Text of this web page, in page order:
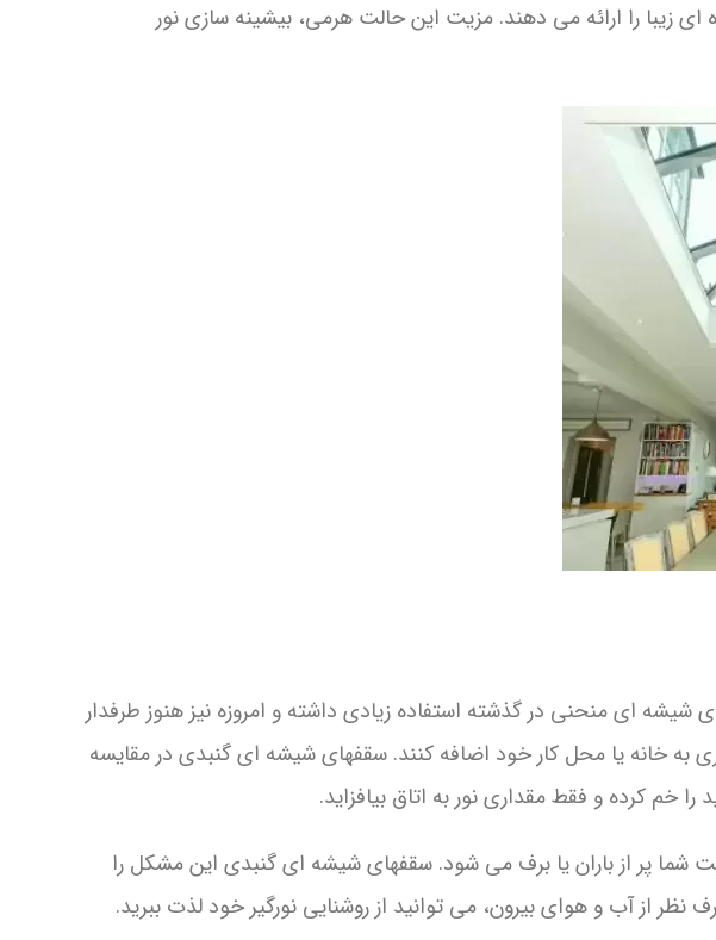
زیبا را ارائه می دهند. مزیت این حالت هرمی، بیشینه سازی نور
ای منحنی در گذشته استفاده زیادی داشته و امروزه نیز هنوز طرفدار
به خانه یا محل کار خود اضافه کنند. سقفهای شیشه ای گنبدی در مقایسه
خم کرده و فقط مقداری نور به اتاق بیافزاید.
شما پر از باران یا برف می شود. سقفهای شیشه ای گنبدی این مشکل را
از آب و هوای بیرون، می توانید از روشنایی نورگیر خود لذت ببرید.